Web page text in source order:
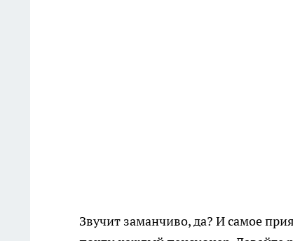
Звучит заманчиво, да? И самое